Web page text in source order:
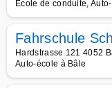
Ecole de conduite,
Fahrschule
Hardstrasse 121 4052
Auto-école à Bâle